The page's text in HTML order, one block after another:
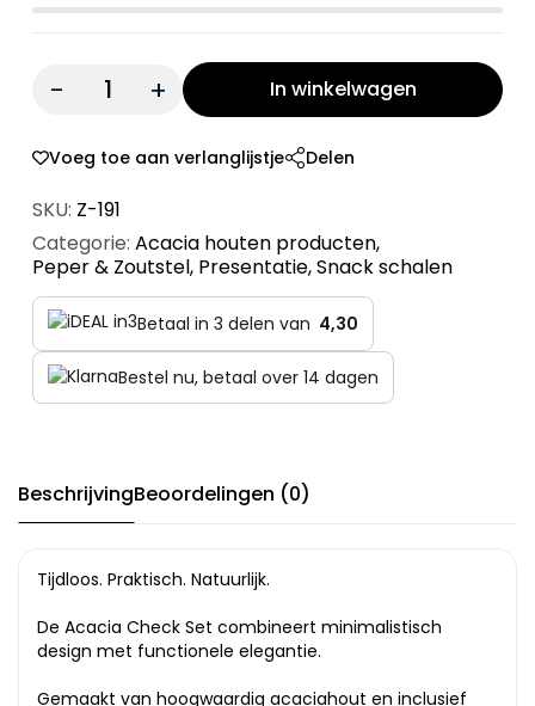
Quantity: In winkelwagen
Voeg toe aan verlanglijstje Delen
SKU: Z-191
Categorie: Acacia houten producten,
Peper & Zoutstel, Presentatie,Snack schalen
Betaal in 3 delen van 4,30
Bestel nu, betaal over 14 dagen
BeschrijvingBeoordelingen (0)
Tijdloos. Praktisch. Natuurlijk.
De Acacia Check Set combineert minimalistisch
design met functionele elegantie.
Gemaakt van hoogwaardig acaciahout en inclusief